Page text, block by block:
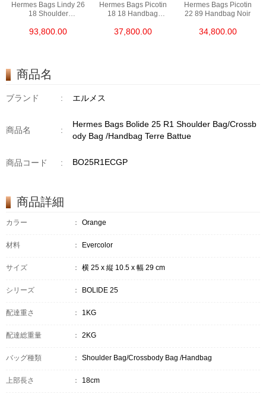
Hermes Bags Lindy 26
18 Shoulder
93,800.00
Hermes Bags Picotin
18 18 Handbag
37,800.00
Hermes Bags Picotin
22 89 Handbag Noir
34,800.00
商品名
ブランド : エルメス
商品名 :
Hermes Bags Bolide 25 R1 Shoulder Bag/Crossb
ody Bag /Handbag Terre Battue
商品コード : BO25R1ECGP
商品詳細
カラー ： Orange
材料 ： Evercolor
サイズ ： 横 25 x 縦 10.5 x 幅 29 cm
シリーズ ： BOLIDE 25
配達重さ ： 1KG
配達総重量 ： 2KG
バッグ種類 ： Shoulder Bag/Crossbody Bag /Handbag
上部長さ ： 18cm